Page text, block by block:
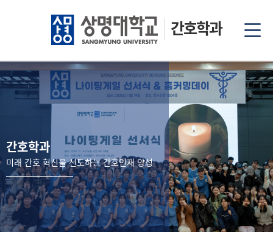
간호학과
간호학과
미래 간호 혁신을 선도하는 간호인재 양성